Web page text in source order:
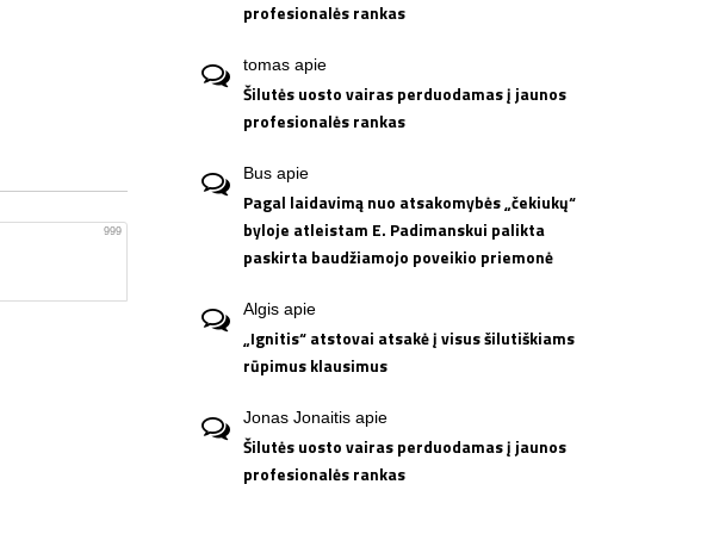
999
profesionalės rankas
tomas apie
Šilutės uosto vairas perduodamas į jaunos
profesionalės rankas
Bus apie
Pagal laidavimą nuo atsakomybės „čekiukų“
byloje atleistam E. Padimanskui palikta
paskirta baudžiamojo poveikio priemonė
Algis apie
„Ignitis“ atstovai atsakė į visus šilutiškiams
rūpimus klausimus
Jonas Jonaitis apie
Šilutės uosto vairas perduodamas į jaunos
profesionalės rankas